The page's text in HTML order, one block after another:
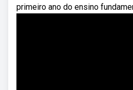
primeiro ano do ensino